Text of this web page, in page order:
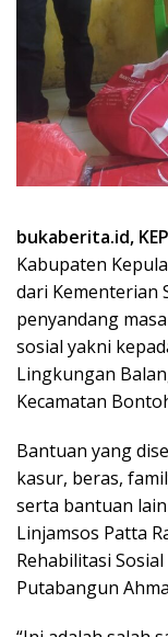
bukaberita.id,
Kabupaten
dari Kementerian
penyandang
sosial yakni
Lingkungan
Kecamatan
Bantuan yang
kasur, beras,
serta bantuan
Linjamsos Patta
Rehabilitasi
Putabangun